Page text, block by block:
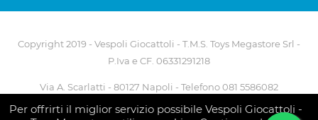
Per offrirti il miglior servizio possibile Vespoli Giocattoli -
Copyright 2019 - Vespoli Giocattoli - T.M.S. Toys Megastore Srl -
P.Iva e CF. 06331291218
Via A. Scarlatti - 80127 Napoli - Telefono 081 5586082